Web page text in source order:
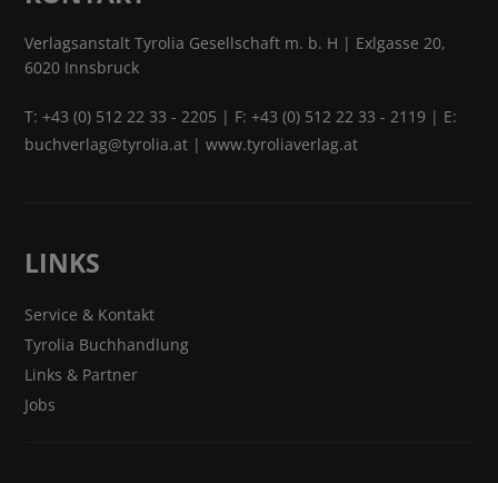
Verlagsanstalt Tyrolia Gesellschaft m. b. H | Exlgasse 20,
6020 Innsbruck
T:+43 (0) 512 22 33 - 2205 | F: +43 (0) 512 22 33 - 2119 | E:
buchverlag@tyrolia.at |www.tyroliaverlag.at
LINKS
Service & Kontakt
Tyrolia Buchhandlung
Links & Partner
Jobs